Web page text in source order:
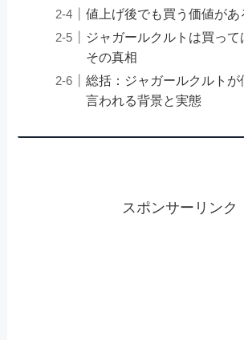
値上げ後でも買う価値が
ジャガールクルトは買って
その真相
総括：ジャガールクルトが
言われる背景と実態
スポンサーリンク